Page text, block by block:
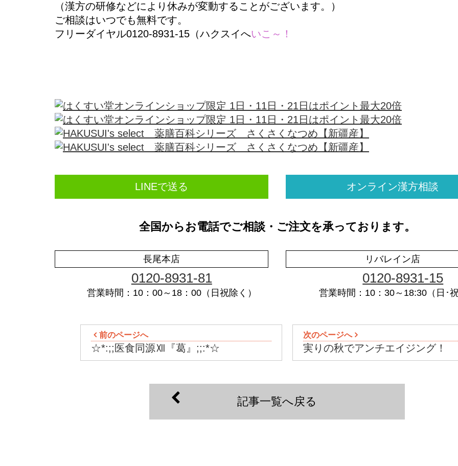
（漢方の研修などにより休みが変動することがございます。）
ご相談はいつでも無料です。
フリーダイヤル0120-8931-15（ハクスイへいこ～！
LINEで送る オンライン漢方相談
全国からお電話でご相談・ご注文を承っております。
長尾本店
0120-8931-81
営業時間：10：00～18：00（日祝除く）
リバレイン店
0120-8931-15
営業時間：10：30～18:30（日･
前のページへ
☆*:;;医食同源Ⅻ『葛』;;:*☆
次のページへ
実りの秋でアンチエイジング！
記事一覧へ戻る